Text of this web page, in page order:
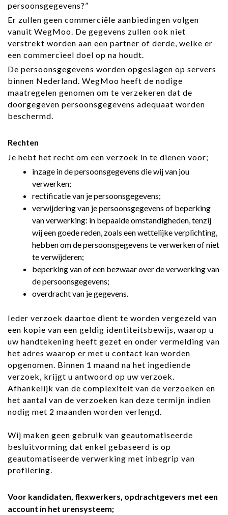
persoonsgegevens?”
Er zullen geen commerciële aanbiedingen volgen
vanuit WegMoo. De gegevens zullen ook niet
verstrekt worden aan een partner of derde, welke er
een commercieel doel op na houdt.
De persoonsgegevens worden opgeslagen op servers
binnen Nederland. WegMoo heeft de nodige
maatregelen genomen om te verzekeren dat de
doorgegeven persoonsgegevens adequaat worden
beschermd.
Rechten
Je hebt het recht om een verzoek in te dienen voor;
inzage in de persoonsgegevens die wij van jou
verwerken;
rectificatie van je persoonsgegevens;
verwijdering van je persoonsgegevens of beperking
van verwerking: in bepaalde omstandigheden, tenzij
wij een goede reden, zoals een wettelijke verplichting,
hebben om de persoonsgegevens te verwerken of niet
te verwijderen;
beperking van of een bezwaar over de verwerking van
de persoonsgegevens;
overdracht van je gegevens.
Ieder verzoek daartoe dient te worden vergezeld van
een kopie van een geldig identiteitsbewijs, waarop u
uw handtekening heeft gezet en onder vermelding van
het adres waarop er met u contact kan worden
opgenomen. Binnen 1 maand na het ingediende
verzoek, krijgt u antwoord op uw verzoek.
Afhankelijk van de complexiteit van de verzoeken en
het aantal van de verzoeken kan deze termijn indien
nodig met 2 maanden worden verlengd.
Wij maken geen gebruik van geautomatiseerde
besluitvorming dat enkel gebaseerd is op
geautomatiseerde verwerking met inbegrip van
profilering.
Voor kandidaten, flexwerkers, opdrachtgevers met een
account in het urensysteem;